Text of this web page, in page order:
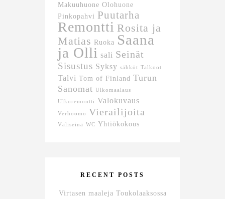
Makuuhuone Olohuone
Pinkopahvi Puutarha
Remontti Rosita ja
Matias Ruoka Saana
ja Olli sali Seinät
Sisustus Syksy sähköt Talkoot
Talvi Tom of Finland Turun
Sanomat Ulkomaalaus
Ulkoremontti Valokuvaus
Verhoomo Vierailijoita
Väliseinä WC Yhtiökokous
RECENT POSTS
Virtasen maaleja Toukolaaksossa